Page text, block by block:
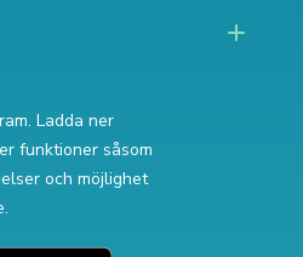
Ladda ner
funktioner såsom
och möjlighet